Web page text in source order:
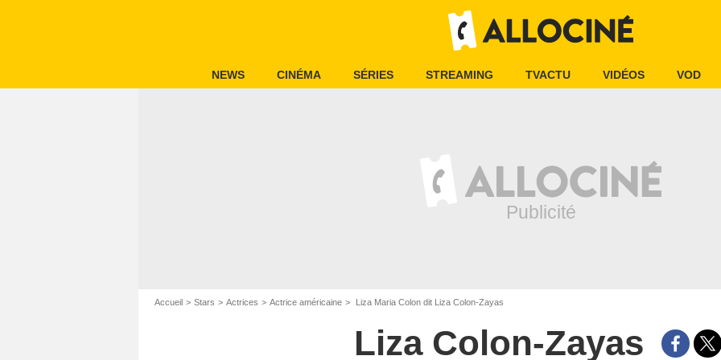
NEWS CINÉMA SÉRIES STREAMING TVACTU VIDÉOS VOD
Accueil Stars Actrices Actrice américaine Liza Maria Colon dit Liza Colon-Zayas
Liza Colon-Zayas